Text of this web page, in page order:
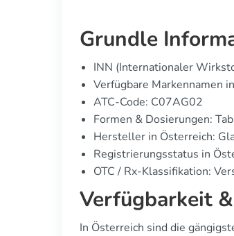
Grundle
INN (Internationaler
Verfügbare Markennamen
ATC-Code: C07AG02
Formen & Dosierungen:
Hersteller in Österreich:
Registrierungsstatus in
OTC / Rx-Klassifikation:
Verfügbarkeit
In Österreich sind die